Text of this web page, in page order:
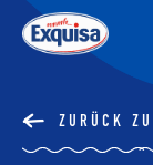
ZURÜCK